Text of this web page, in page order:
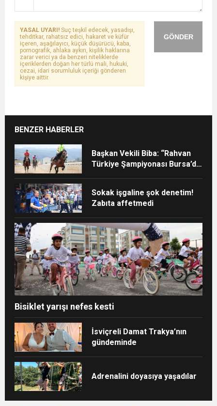
GÖNDER
YASAL UYARI! Suç teşkil edecek, yasadışı,
tehditkar, rahatsız edici, hakaret ve küfür
içeren, aşağılayıcı, küçük düşürücü, kaba,
pornografik, ahlaka aykırı, kişilik haklarına
zarar verici ya da benzeri niteliklerde
içeriklerden doğan her türlü mali, hukuki,
cezai, idari sorumluluk içeriği gönderen
kişiye aittir.
BENZER HABERLER
Başkan Vekili Biba: “Rahvan
Türkiye Şampiyonası Bursa’da
Sokak işgaline şok denetim!
Zabıta affetmedi
Bisiklet yarışı nefes kesti
İsviçreli Damat Trakya’nın
gündeminde
Adrenalini doyasıya yaşadılar